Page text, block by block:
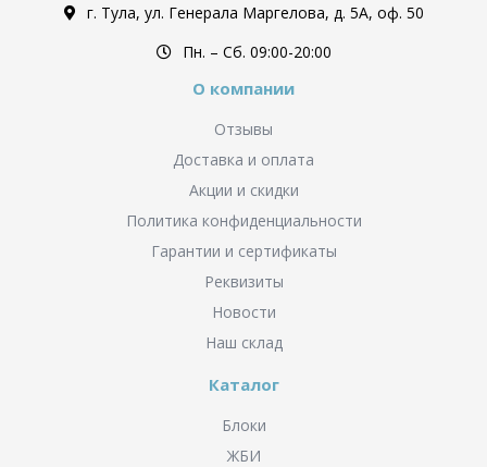
г. Тула, ул. Генерала Маргелова, д. 5А, оф. 50
Пн. – Cб. 09:00-20:00
О компании
Отзывы
Доставка и оплата
Акции и скидки
Политика конфиденциальности
Гарантии и сертификаты
Реквизиты
Новости
Наш склад
Каталог
Блоки
ЖБИ